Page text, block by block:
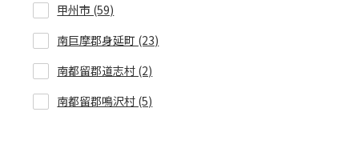
甲州市 (59)
南巨摩郡身延町 (23)
南都留郡道志村 (2)
南都留郡鳴沢村 (5)